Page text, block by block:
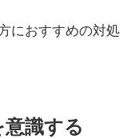
におすすめの対処
識する